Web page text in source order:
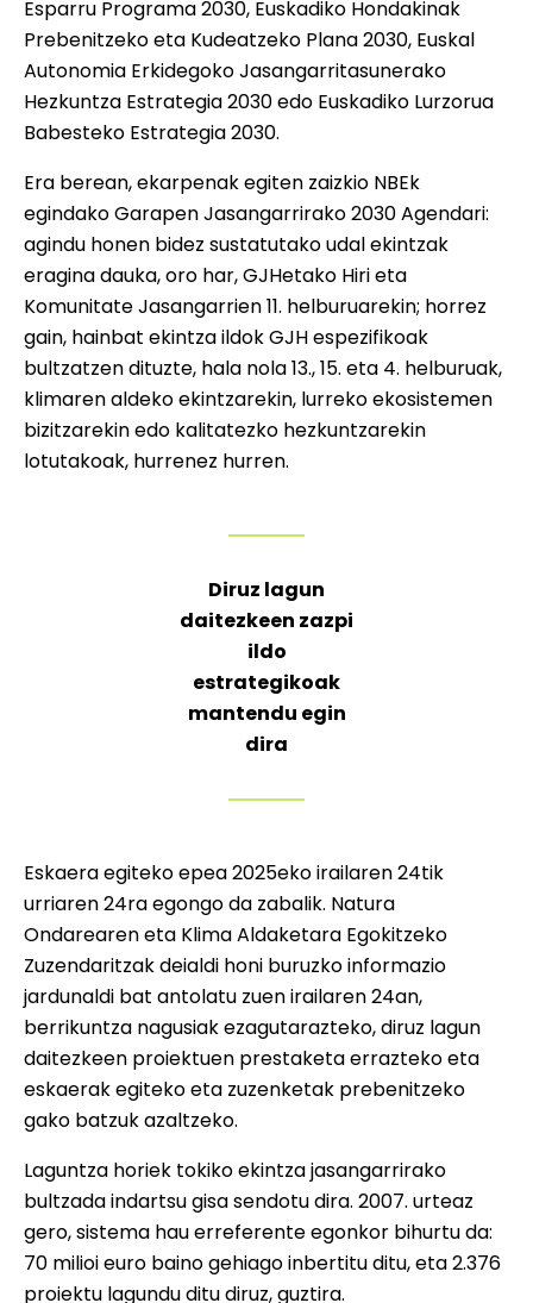
Esparru Programa 2030, Euskadiko Hondakinak
Prebenitzeko eta Kudeatzeko Plana 2030, Euskal
Autonomia Erkidegoko Jasangarritasunerako
Hezkuntza Estrategia 2030 edo Euskadiko Lurzorua
Babesteko Estrategia 2030.
Era berean, ekarpenak egiten zaizkio NBEk
egindako Garapen Jasangarrirako 2030 Agendari:
agindu honen bidez sustatutako udal ekintzak
eragina dauka, oro har, GJHetako Hiri eta
Komunitate Jasangarrien 11. helburuarekin; horrez
gain, hainbat ekintza ildok GJH espezifikoak
bultzatzen dituzte, hala nola 13., 15. eta 4. helburuak,
klimaren aldeko ekintzarekin, lurreko ekosistemen
bizitzarekin edo kalitatezko hezkuntzarekin
lotutakoak, hurrenez hurren.
Diruz lagun
daitezkeen zazpi
ildo
estrategikoak
mantendu egin
dira
Eskaera egiteko epea 2025eko irailaren 24tik
urriaren 24ra egongo da zabalik. Natura
Ondarearen eta Klima Aldaketara Egokitzeko
Zuzendaritzak deialdi honi buruzko informazio
jardunaldi bat antolatu zuen irailaren 24an,
berrikuntza nagusiak ezagutarazteko, diruz lagun
daitezkeen proiektuen prestaketa errazteko eta
eskaerak egiteko eta zuzenketak prebenitzeko
gako batzuk azaltzeko.
Laguntza horiek tokiko ekintza jasangarrirako
bultzada indartsu gisa sendotu dira. 2007. urteaz
gero, sistema hau erreferente egonkor bihurtu da:
70 milioi euro baino gehiago inbertitu ditu, eta 2.376
proiektu lagundu ditu diruz, guztira.